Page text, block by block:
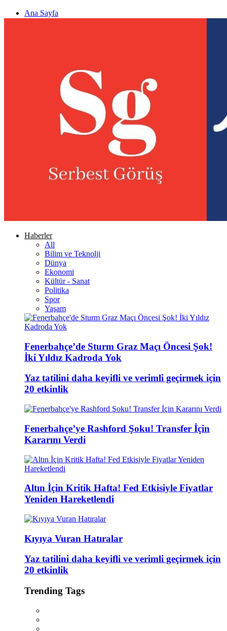
Ana Sayfa
Haberler
All
Bilim ve Teknolji
Dünya
Ekonomi
Kültür - Sanat
Politika
Spor
Yaşam
Fenerbahçe’de Sturm Graz Maçı Öncesi Şok!
İki Yıldız Kadroda Yok
Yaz tatilini daha keyifli ve verimli geçirmek için
20 etkinlik
Fenerbahçe’ye Rashford Şoku! Transfer İçin
Kararını Verdi
Altın İçin Kritik Hafta! Fed Etkisiyle Fiyatlar
Yeniden Hareketlendi
Kıyıya Vuran Hatıralar
Yaz tatilini daha keyifli ve verimli geçirmek için
20 etkinlik
Trending Tags